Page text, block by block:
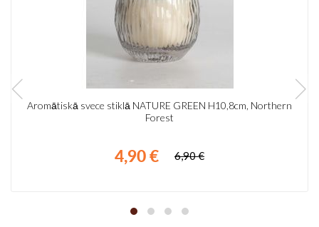
Aromātiskā svece stiklā NATURE GREEN H10,8cm, Northern
Forest
4,90 € 6,90 €